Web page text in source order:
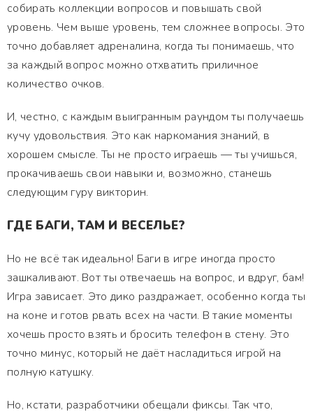
собирать коллекции вопросов и повышать свой
уровень. Чем выше уровень, тем сложнее вопросы. Это
точно добавляет адреналина, когда ты понимаешь, что
за каждый вопрос можно отхватить приличное
количество очков.
И, честно, с каждым выигранным раундом ты получаешь
кучу удовольствия. Это как наркомания знаний, в
хорошем смысле. Ты не просто играешь — ты учишься,
прокачиваешь свои навыки и, возможно, станешь
следующим гуру викторин.
ГДЕ БАГИ, ТАМ И ВЕСЕЛЬЕ?
Но не всё так идеально! Баги в игре иногда просто
зашкаливают. Вот ты отвечаешь на вопрос, и вдруг, бам!
Игра зависает. Это дико раздражает, особенно когда ты
на коне и готов рвать всех на части. В такие моменты
хочешь просто взять и бросить телефон в стену. Это
точно минус, который не даёт насладиться игрой на
полную катушку.
Но, кстати, разработчики обещали фиксы. Так что,